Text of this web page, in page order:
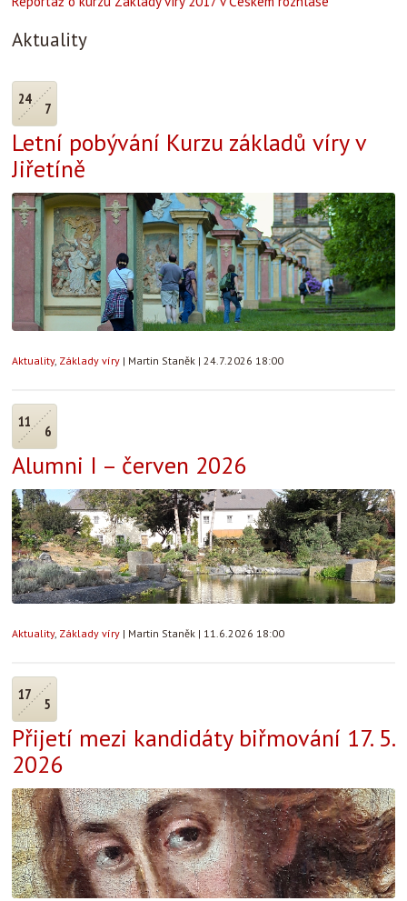
Aktuality
24
7
Letní pobývání Kurzu základů víry v
Jiřetíně
Aktuality, Základy víry | Martin Staněk | 24.7.2026 18:00
11
6
Alumni I – červen 2026
Aktuality, Základy víry | Martin Staněk | 11.6.2026 18:00
17
5
Přijetí mezi kandidáty biřmování 17. 5.
2026